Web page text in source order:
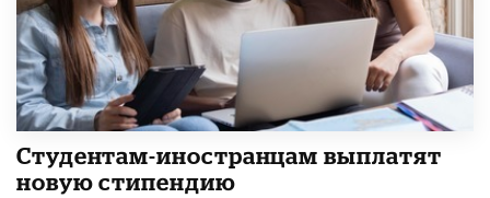
Студентам-иностранцам выплатят
новую стипендию